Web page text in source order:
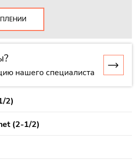
нашего специалиста
2)
(2-1/2)